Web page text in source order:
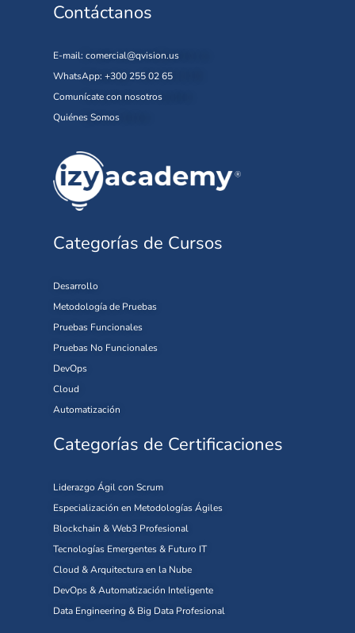
Contáctanos
E-mail: comercial@qvision.us
WhatsApp: +300 255 02 65
Comunícate con nosotros
Quiénes Somos
Categorías de Cursos
Desarrollo
Metodología de Pruebas
Pruebas Funcionales
Pruebas No Funcionales
DevOps
Cloud
Automatización
Categorías de Certificaciones
Liderazgo Ágil con Scrum
Especialización en Metodologías Ágiles
Blockchain & Web3 Profesional
Tecnologías Emergentes & Futuro IT
Cloud & Arquitectura en la Nube
DevOps & Automatización Inteligente
Data Engineering & Big Data Profesional